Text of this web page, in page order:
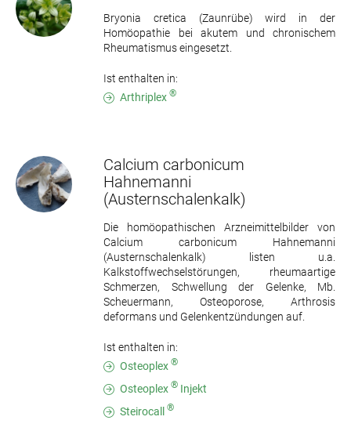
Bryonia cretica (Zaunrübe) wird in der
Homöopathie bei akutem und chronischem
Rheumatismus eingesetzt.
Ist enthalten in:
Arthriplex ®
Calcium carbonicum
Hahnemanni
(Austernschalenkalk)
Die homöopathischen Arzneimittelbilder von
Calcium carbonicum Hahnemanni
(Austernschalenkalk) listen u.a.
Kalkstoffwechselstörungen, rheumaartige
Schmerzen, Schwellung der Gelenke, Mb.
Scheuermann, Osteoporose, Arthrosis
deformans und Gelenkentzündungen auf.
Ist enthalten in:
Osteoplex ®
Osteoplex ® Injekt
Steirocall ®